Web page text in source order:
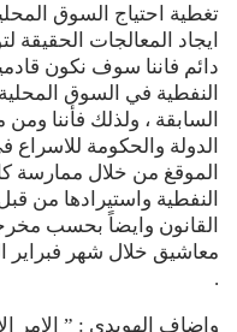
تغطية احتياج السوق
ايجاد المعالجات
دائم فاننا سوف نكون
النفطية في السوق
السابقة ، ولذلك فأننا
الدولة والحكومة
الموقغ من خلال ممارسة
النفطية واستيرادها من
القانون وايضاً بحسب
.
واضاف الهويدي : ” الامر